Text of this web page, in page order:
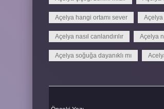
Açelya hangi ortamı sever
Açelya nasıl canlandırılır Açelya
Açelya soğuğa dayanıklı mı